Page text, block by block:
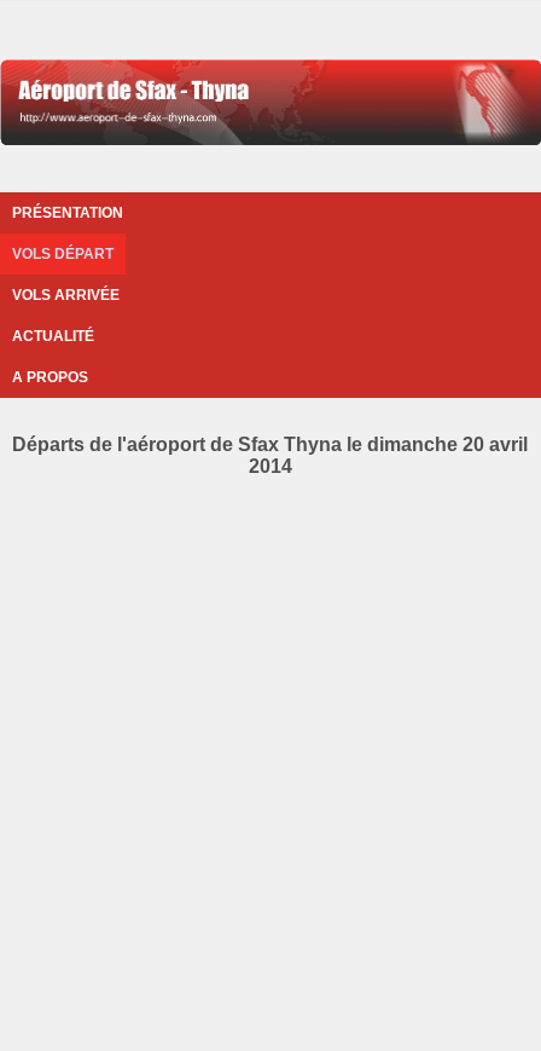
PRÉSENTATION
VOLS DÉPART
VOLS ARRIVÉE
ACTUALITÉ
A PROPOS
Départs de l'aéroport de Sfax Thyna le dimanche 20 avril
2014